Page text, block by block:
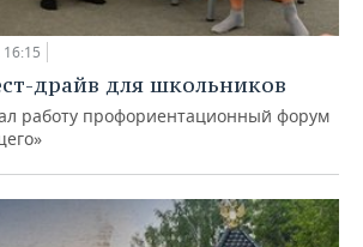
драйв для школьников
работу профориентационный форум